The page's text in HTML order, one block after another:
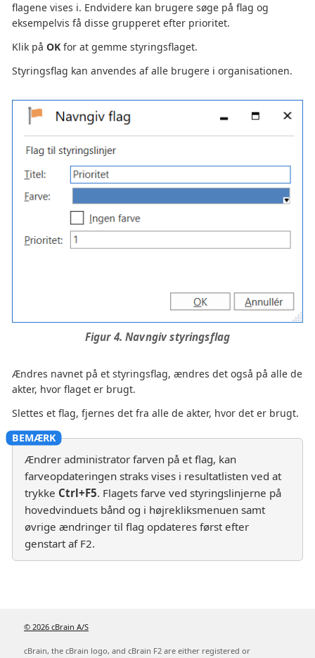
flagene vises i. Endvidere kan brugere søge på flag og
eksempelvis få disse grupperet efter prioritet.
Klik på OK for at gemme styringsflaget.
Styringsflag kan anvendes af alle brugere i organisationen.
Figur 4. Navngiv styringsflag
Ændres navnet på et styringsflag, ændres det også på alle de
akter, hvor flaget er brugt.
Slettes et flag, fjernes det fra alle de akter, hvor det er brugt.
Ændrer administrator farven på et flag, kan
farveopdateringen straks vises i resultatlisten ved at
trykke Ctrl+F5. Flagets farve ved styringslinjerne på
hovedvinduets bånd og i højrekliksmenuen samt
øvrige ændringer til flag opdateres først efter
genstart af F2.
© 2026 cBrain A/S
cBrain, the cBrain logo, and cBrain F2 are either registered or